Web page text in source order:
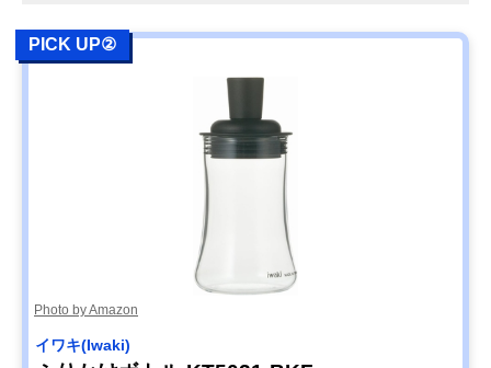
PICK UP②
Photo by Amazon
イワキ(Iwaki)